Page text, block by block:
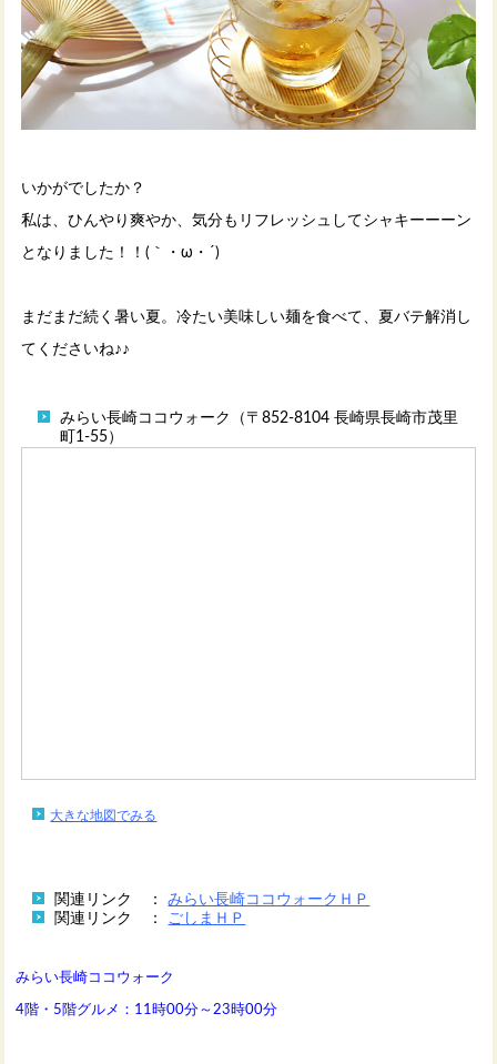
いかがでしたか？
私は、ひんやり爽やか、気分もリフレッシュしてシャキーーーン
となりました！！(｀・ω・´)
まだまだ続く暑い夏。冷たい美味しい麺を食べて、夏バテ解消し
てくださいね♪♪
みらい長崎ココウォーク（〒852-8104 長崎県長崎市茂里
町1-55）
大きな地図でみる
関連リンク ：みらい長崎ココウォークＨＰ
関連リンク ： ごしまＨＰ
みらい長崎ココウォーク
4階・5階グルメ：11時00分～23時00分